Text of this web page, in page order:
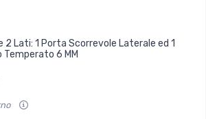
2 Lati: 1 Porta Scorrevole Laterale ed 1
Temperato 6 MM